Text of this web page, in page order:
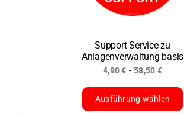
Support Service zu
Anlagenverwaltung basis
4,90€ -58,50 €
Ausführung wählen